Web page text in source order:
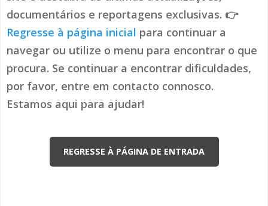
documentários e reportagens exclusivas. 👉
Regresse à página inicial para continuar a
navegar ou utilize o menu para encontrar o que
procura. Se continuar a encontrar dificuldades,
por favor, entre em contacto connosco.
Estamos aqui para ajudar!
REGRESSE À PÁGINA DE ENTRADA